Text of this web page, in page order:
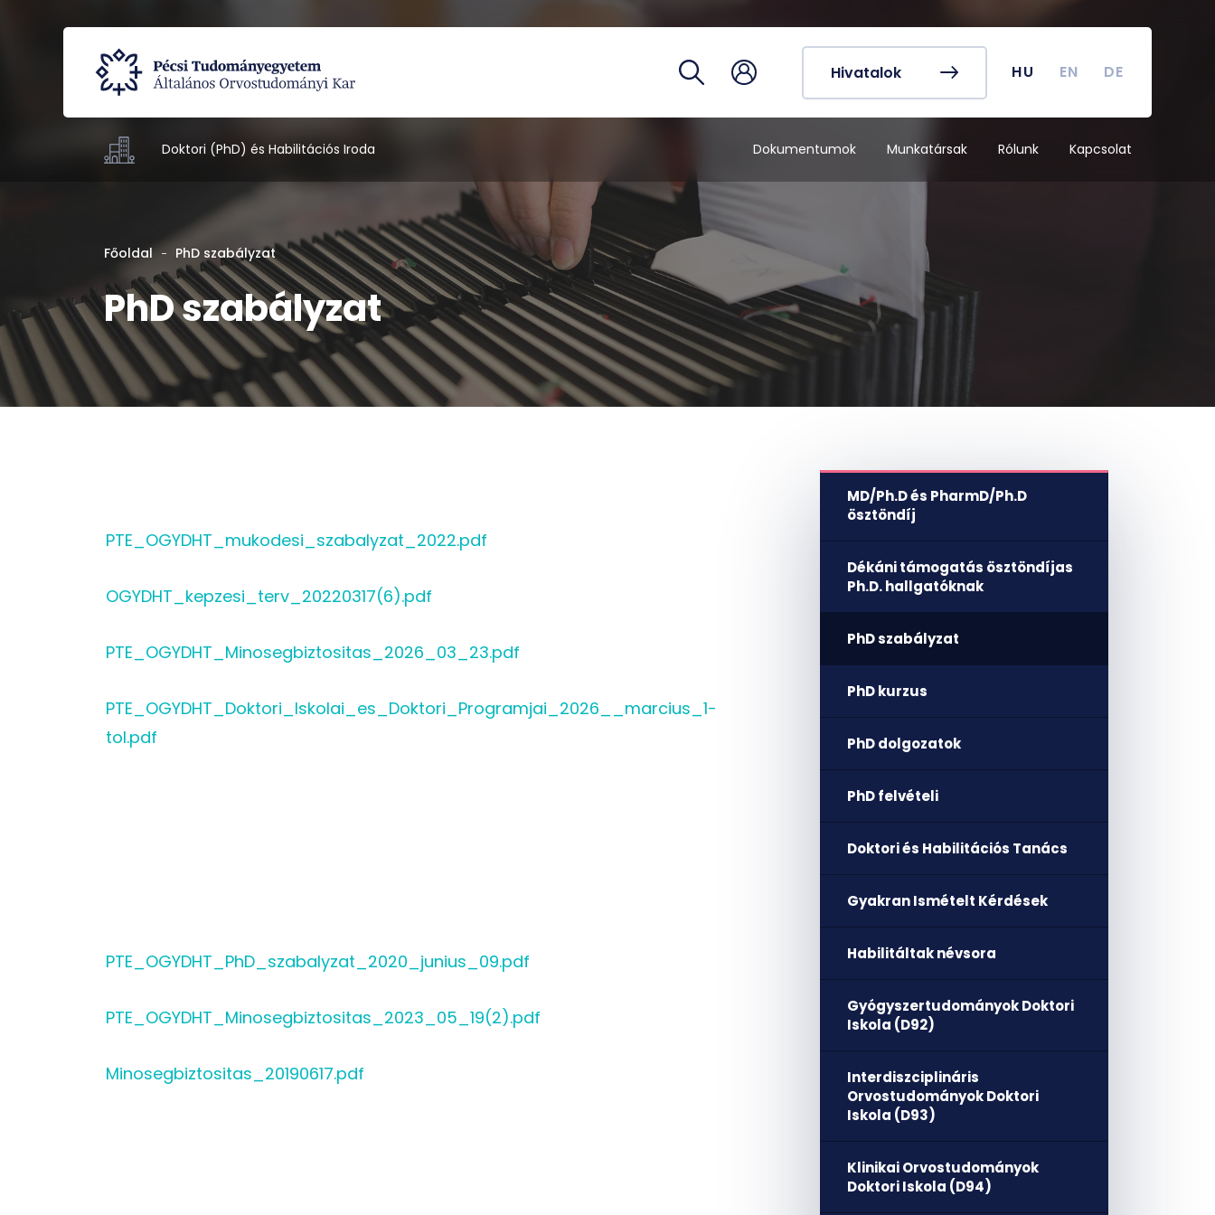
Hivatalok HU EN DE
Doktori (PhD) és Habilitációs Iroda Dokumentumok Munkatársak Rólunk Kapcsolat
egységek
Telefonkönyv
Órarendek
Tanulmányi naptár
Főoldal PhD szabályzat
PhD szabályzat
PTE_OGYDHT_mukodesi_szabalyzat_2022.pdf
OGYDHT_kepzesi_terv_20220317(6).pdf
PTE_OGYDHT_Minosegbiztositas_2026_03_23.pdf
PTE_OGYDHT_Doktori_Iskolai_es_Doktori_Programjai_2026__marcius_1-
tol.pdf
PTE_OGYDHT_PhD_szabalyzat_2020_junius_09.pdf
PTE_OGYDHT_Minosegbiztositas_2023_05_19(2).pdf
Minosegbiztositas_20190617.pdf
MD/Ph.D és PharmD/Ph.D
ösztöndíj
Dékáni támogatás ösztöndíjas
Ph.D. hallgatóknak
PhD szabályzat
PhD kurzus
PhD dolgozatok
PhD felvételi
Doktori és Habilitációs Tanács
Gyakran Ismételt Kérdések
Habilitáltak névsora
Gyógyszertudományok Doktori
Iskola (D92)
Interdiszciplináris
Orvostudományok Doktori
Iskola (D93)
Klinikai Orvostudományok
Doktori Iskola (D94)